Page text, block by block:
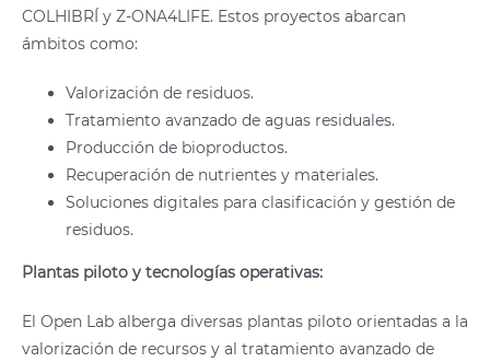
COLHIBRÍ y Z-ONA4LIFE. Estos proyectos abarcan
ámbitos como:
Valorización de residuos.
Tratamiento avanzado de aguas residuales.
Producción de bioproductos.
Recuperación de nutrientes y materiales.
Soluciones digitales para clasificación y gestión de
residuos.
Plantas piloto y tecnologías operativas:
El Open Lab alberga diversas plantas piloto orientadas a la
valorización de recursos y al tratamiento avanzado de